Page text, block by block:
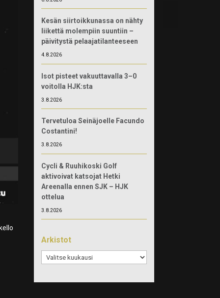
Kesän siirtoikkunassa on nähty
liikettä molempiin suuntiin –
päivitystä pelaajatilanteeseen
4.8.2026
Isot pisteet vakuuttavalla 3–0
voitolla HJK:sta
3.8.2026
Tervetuloa Seinäjoelle Facundo
Costantini!
3.8.2026
Cycli & Ruuhikoski Golf
aktivoivat katsojat Hetki
Areenalla ennen SJK – HJK
ottelua
3.8.2026
Arkistot
Arkistot